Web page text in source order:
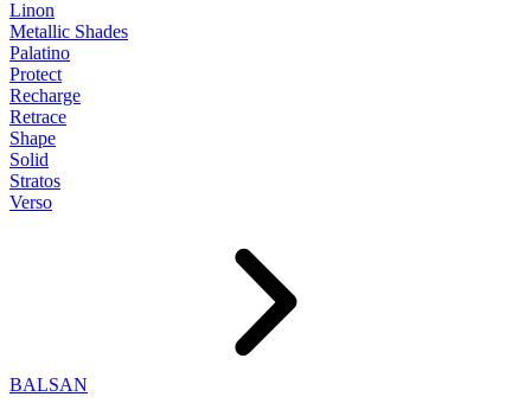
Linon
Metallic Shades
Palatino
Protect
Recharge
Retrace
Shape
Solid
Stratos
Verso
BALSAN